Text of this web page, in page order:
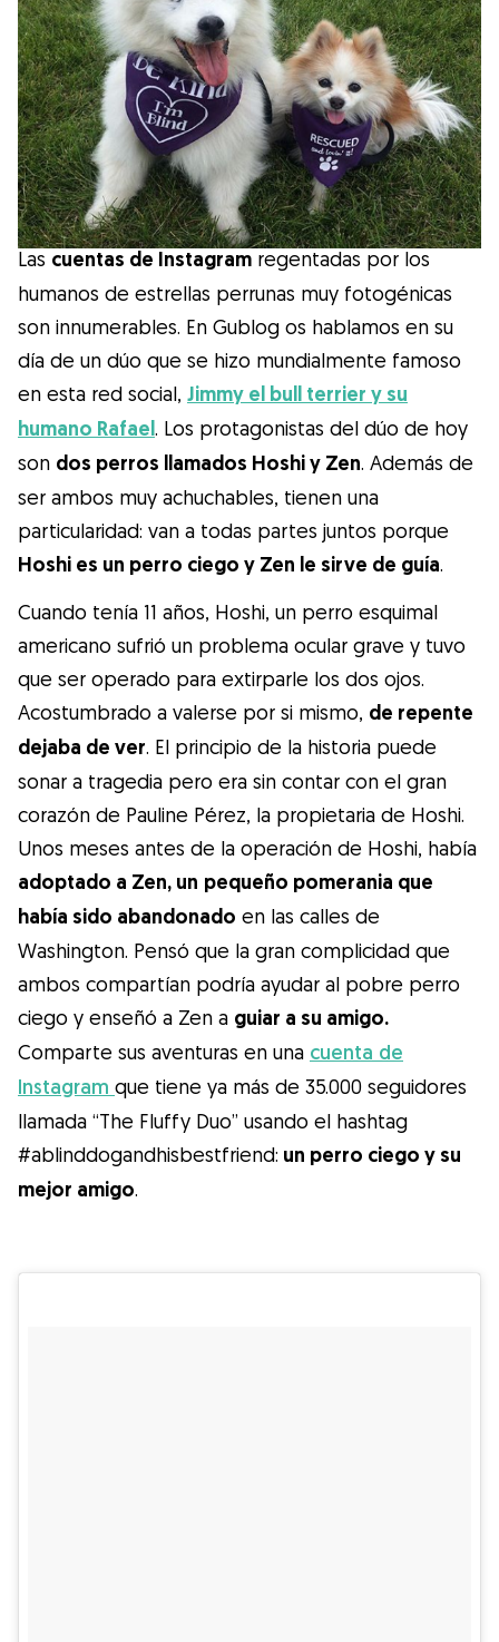
Salud
Accesorios
Educación Canina
Más contenido
Razas
Buscar cuidadores
¿Qué es Gudog?
Gudog es la forma más fácil de encontrar y
reservar con el cuidador de perros
perfecto. ¡Miles de cuidadores están
disponibles para cuidar de tu perro como si
fuera un miembro más de su familia! Todas
las reservas incluyen Cobertura Veterinaria
y cancelación gratuíta
Descubre Gudog
Las cuentas de Instagram regentadas por los
humanos de estrellas perrunas muy fotogénicas
son innumerables. En Gublog os hablamos en su
día de un dúo que se hizo mundialmente famoso
en esta red social, Jimmy el bull terrier y su
humano Rafael. Los protagonistas del dúo de hoy
son dos perros llamados Hoshi y Zen. Además de
ser ambos muy achuchables, tienen una
particularidad: van a todas partes juntos porque
Hoshi es un perro ciego y Zen le sirve de guía.
Cuando tenía 11 años, Hoshi, un perro esquimal
americano sufrió un problema ocular grave y tuvo
que ser operado para extirparle los dos ojos.
Acostumbrado a valerse por si mismo, de repente
dejaba de ver. El principio de la historia puede
sonar a tragedia pero era sin contar con el gran
corazón de Pauline Pérez, la propietaria de Hoshi.
Unos meses antes de la operación de Hoshi, había
adoptado a Zen, un pequeño pomerania que
había sido abandonado en las calles de
Washington. Pensó que la gran complicidad que
ambos compartían podría ayudar al pobre perro
ciego y enseñó a Zen a guiar a su amigo.
Comparte sus aventuras en una cuenta de
Instagram que tiene ya más de 35.000 seguidores
llamada “The Fluffy Duo” usando el hashtag
#ablinddogandhisbestfriend: un perro ciego y su
mejor amigo.